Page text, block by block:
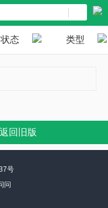
状态 类型
返回旧版
号
问